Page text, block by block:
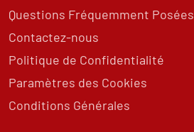
Questions Fréquemment Posées
Contactez-nous
Politique de Confidentialité
Paramètres des Cookies
Conditions Générales